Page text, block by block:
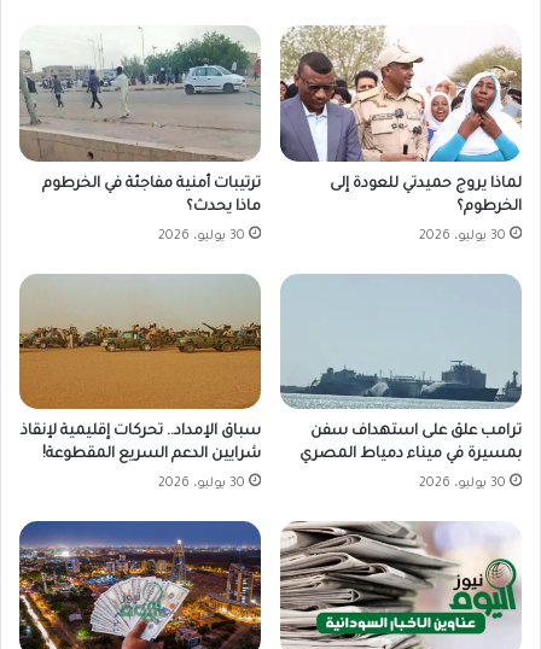
لماذا يروج حميدتي للعودة إلى
الخرطوم؟
30 يوليو، 2026
ترتيبات أمنية مفاجئة في الخرطوم
ماذا يحدث؟
30 يوليو، 2026
ترامب علق على استهداف سفن
بمسيرة في ميناء دمياط المصري
30 يوليو، 2026
سباق الإمداد.. تحركات إقليمية لإنقاذ
شرايين الدعم السريع المقطوعة!
30 يوليو، 2026